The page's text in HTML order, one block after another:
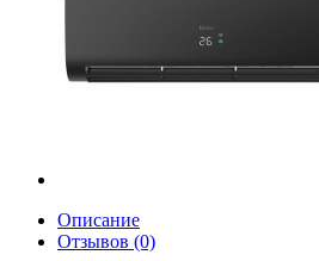
Описание
Отзывов (0)